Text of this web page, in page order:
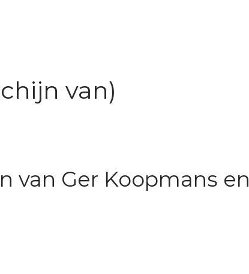
van)
van Ger Koopmans en